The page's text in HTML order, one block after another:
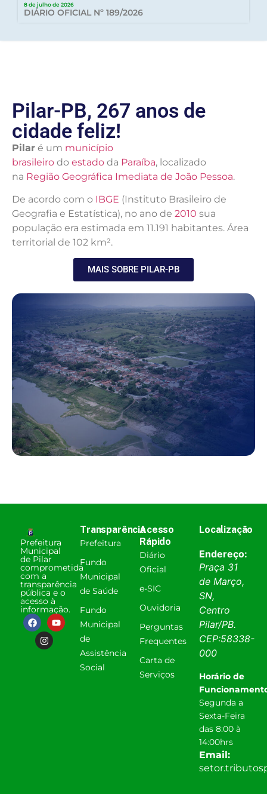
8 de julho de 2026
DIÁRIO OFICIAL Nº 189/2026
Pilar-PB, 267 anos de
cidade feliz!
Pilar é um município
brasileiro do estado da Paraíba, localizado
na Região Geográfica Imediata de João Pessoa.
De acordo com o IBGE (Instituto Brasileiro de
Geografia e Estatística), no ano de 2010 sua
população era estimada em 11.191 habitantes. Área
territorial de 102 km².
MAIS SOBRE PILAR-PB
Prefeitura
Municipal
de Pilar
comprometida
com a
transparência
pública e o
acesso à
informação.
Transparência
Prefeitura
Fundo
Municipal
de Saúde
Fundo
Municipal
de
Assistência
Social
Acesso
Rápido
Diário
Oficial
e-SIC
Ouvidoria
Perguntas
Frequentes
Carta de
Serviços
Localização
Endereço:
Praça 31
de Março,
SN,
Centro
Pilar/PB.
CEP:58338-
000
Horário de
Segunda a
Sexta-Feira
das 8:00 à
14:00hrs
Email: